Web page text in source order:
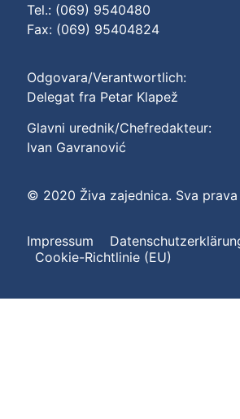
Tel.: (069) 9540480
Fax: (069) 95404824
Odgovara/Verantwortlich:
Delegat fra Petar Klapež
Glavni urednik/Chefredakteur:
Ivan Gavranović
© 2020 Živa zajednica. Sva
Impressum
Cookie-Richtlinie (EU)